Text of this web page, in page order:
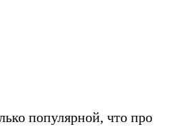
популярной, что про